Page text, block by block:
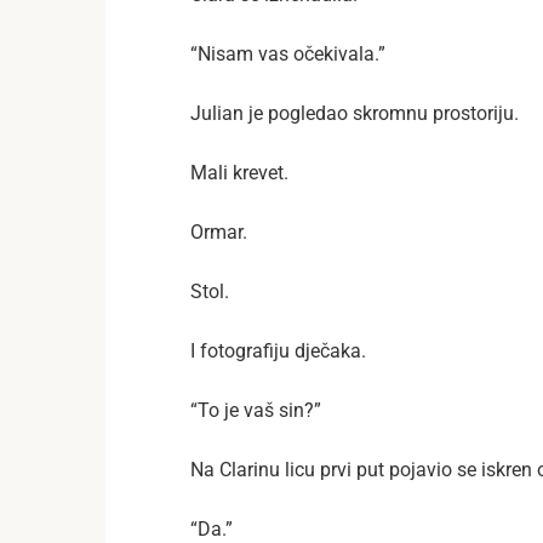
“Nisam vas očekivala.”
Julian je pogledao skromnu prostoriju.
Mali krevet.
Ormar.
Stol.
I fotografiju dječaka.
“To je vaš sin?”
Na Clarinu licu prvi put pojavio se iskren
“Da.”